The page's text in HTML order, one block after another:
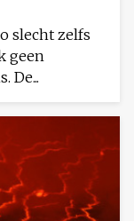
slecht zelfs
geen
De...